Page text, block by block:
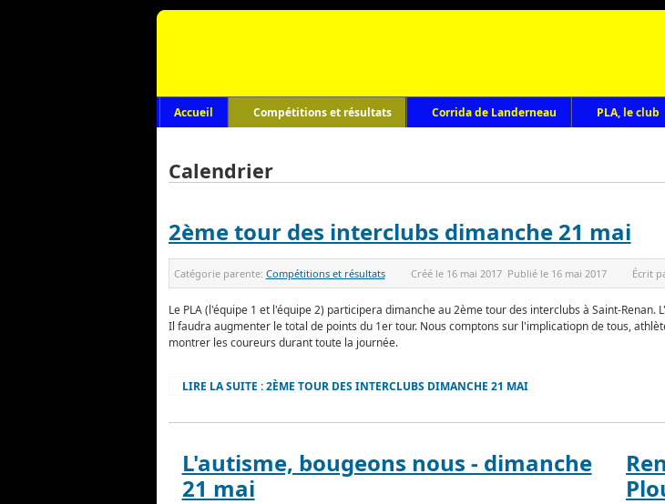
Accueil Compétitions et résultats Corrida de Landerneau PLA, le club
Calendrier
2ème tour des interclubs dimanche 21 mai
Catégorie parente: Compétitions et résultats Créé le 16 mai 2017 Publié le 16 mai 2017 Écrit
Le PLA (l'équipe 1 et l'équipe 2) participera dimanche au 2ème tour des interclubs à Saint-
Il faudra augmenter le total de points du 1er tour. Nous comptons sur l'implicatiopn de tous,
montrer les coureurs durant toute la journée.
LIRE LA SUITE : 2ÈME TOUR DES INTERCLUBS DIMANCHE 21 MAI
L'autisme, bougeons nous - dimanche
21 mai